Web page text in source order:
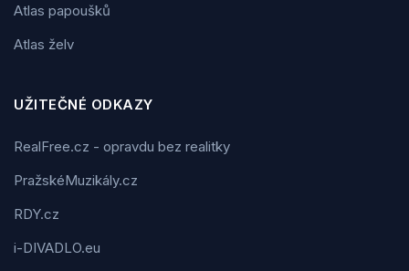
Atlas papoušků
Atlas želv
UŽITEČNÉ ODKAZY
RealFree.cz - opravdu bez realitky
PražskéMuzikály.cz
RDY.cz
i-DIVADLO.eu